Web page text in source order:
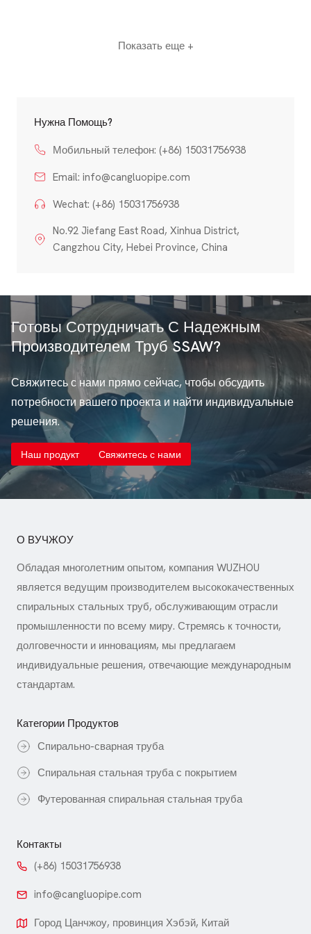
Показать еще +
Нужна Помощь?
Мобильный телефон: (+86) 15031756938
Email: info@cangluopipe.com
Wechat: (+86) 15031756938
No.92 Jiefang East Road, Xinhua District,
Cangzhou City, Hebei Province, China
Готовы Сотрудничать С Надежным
Производителем Труб SSAW?
Свяжитесь с нами прямо сейчас, чтобы обсудить
потребности вашего проекта и найти индивидуальные
решения.
Наш продукт Свяжитесь с нами
О ВУЧЖОУ
Обладая многолетним опытом, компания WUZHOU
является ведущим производителем высококачественных
спиральных стальных труб, обслуживающим отрасли
промышленности по всему миру. Стремясь к точности,
долговечности и инновациям, мы предлагаем
индивидуальные решения, отвечающие международным
стандартам.
Категории Продуктов
Спирально-сварная труба
Спиральная стальная труба с покрытием
Футерованная спиральная стальная труба
Контакты
(+86) 15031756938
info@cangluopipe.com
Город Цанчжоу, провинция Хэбэй, Китай